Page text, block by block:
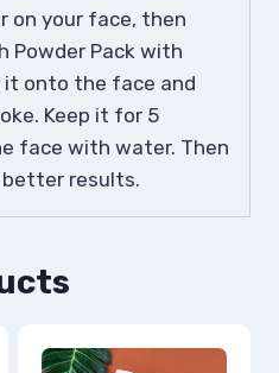
on your face, then
Powder Pack with
onto the face and
Keep it for 5
face with water. Then
better results.